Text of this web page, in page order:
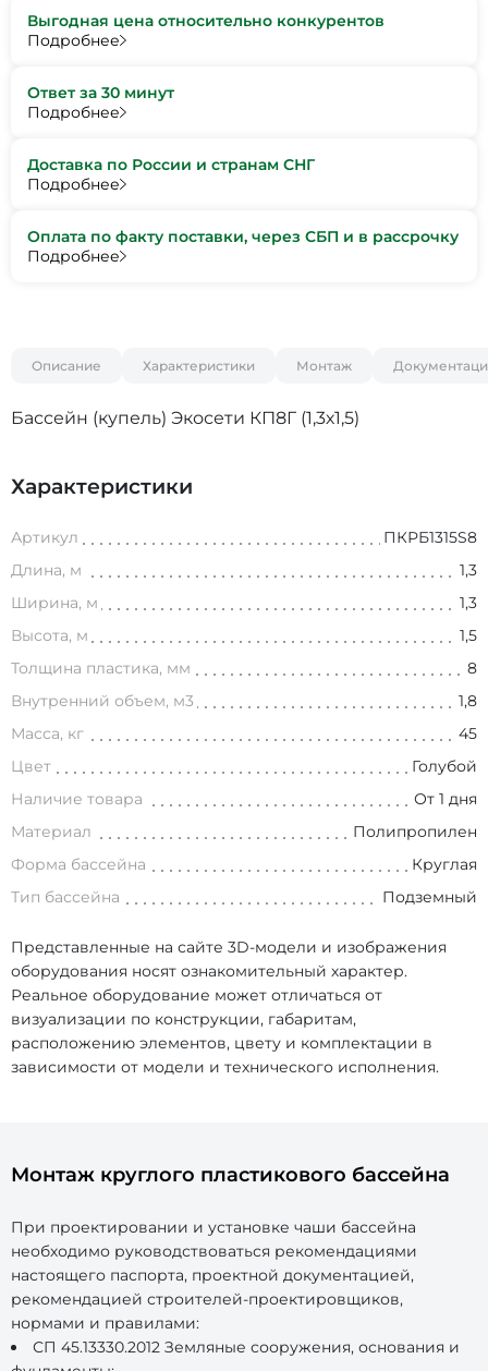
Выгодная цена относительно конкурентов
Подробнее
Ответ за 30 минут
Подробнее
Доставка по России и странам СНГ
Подробнее
Оплата по факту поставки, через СБП и в рассрочку
Подробнее
Описание Характеристики Монтаж
Бассейн (купель) Экосети КП8Г (1,3х1,5)
Характеристики
Артикул
ПКРБ1315S8
Длина, м
1,3
Ширина, м
1,3
Высота, м
1,5
Толщина пластика, мм
8
Внутренний объем, м3
1,8
Масса, кг
45
Цвет
Голубой
Наличие товара
От 1 дня
Материал
Полипропилен
Форма бассейна
Круглая
Тип бассейна
Подземный
Представленные на сайте 3D-модели и изображения
оборудования носят ознакомительный характер.
Реальное оборудование может отличаться от
визуализации по конструкции, габаритам,
расположению элементов, цвету и комплектации в
зависимости от модели и технического исполнения.
Монтаж круглого пластикового бассейна
При проектировании и установке чаши бассейна
необходимо руководствоваться рекомендациями
настоящего паспорта, проектной документацией,
рекомендацией строителей-проектировщиков,
нормами и правилами:
СП 45.13330.2012 Земляные сооружения, основания и